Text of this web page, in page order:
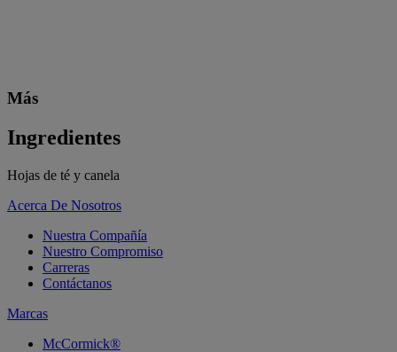
Más
Ingredientes
Hojas de té y canela
Acerca De Nosotros
Nuestra Compañía
Nuestro Compromiso
Carreras
Contáctanos
Marcas
McCormick®